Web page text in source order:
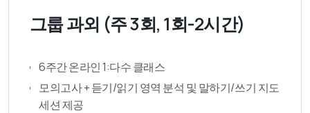
그룹 과외 (주 3회, 1회-2시간)
6주간 온라인 1:다수 클래스
모의고사 + 듣기/읽기 영역 분석 및 말하기/쓰기 지도
세션 제공